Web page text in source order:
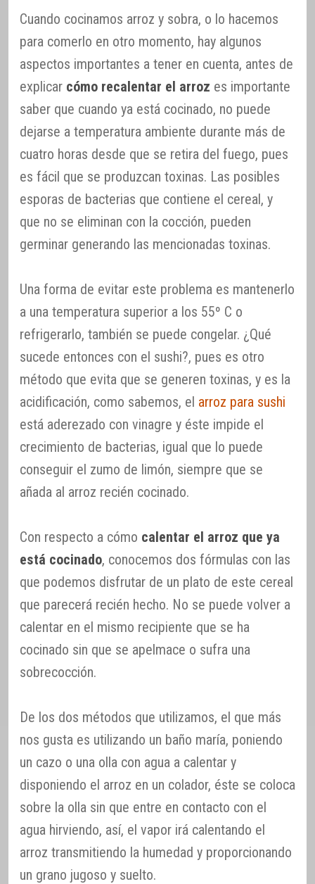
Cuando cocinamos arroz y sobra, o lo hacemos
para comerlo en otro momento, hay algunos
aspectos importantes a tener en cuenta, antes de
explicar cómo recalentar el arroz es importante
saber que cuando ya está cocinado, no puede
dejarse a temperatura ambiente durante más de
cuatro horas desde que se retira del fuego, pues
es fácil que se produzcan toxinas. Las posibles
esporas de bacterias que contiene el cereal, y
que no se eliminan con la cocción, pueden
germinar generando las mencionadas toxinas.
Una forma de evitar este problema es mantenerlo
a una temperatura superior a los 55º C o
refrigerarlo, también se puede congelar. ¿Qué
sucede entonces con el sushi?, pues es otro
método que evita que se generen toxinas, y es la
acidificación, como sabemos, el arroz para sushi
está aderezado con vinagre y éste impide el
crecimiento de bacterias, igual que lo puede
conseguir el zumo de limón, siempre que se
añada al arroz recién cocinado.
Con respecto a cómo calentar el arroz que ya
está cocinado, conocemos dos fórmulas con las
que podemos disfrutar de un plato de este cereal
que parecerá recién hecho. No se puede volver a
calentar en el mismo recipiente que se ha
cocinado sin que se apelmace o sufra una
sobrecocción.
De los dos métodos que utilizamos, el que más
nos gusta es utilizando un baño maría, poniendo
un cazo o una olla con agua a calentar y
disponiendo el arroz en un colador, éste se coloca
sobre la olla sin que entre en contacto con el
agua hirviendo, así, el vapor irá calentando el
arroz transmitiendo la humedad y proporcionando
un grano jugoso y suelto.